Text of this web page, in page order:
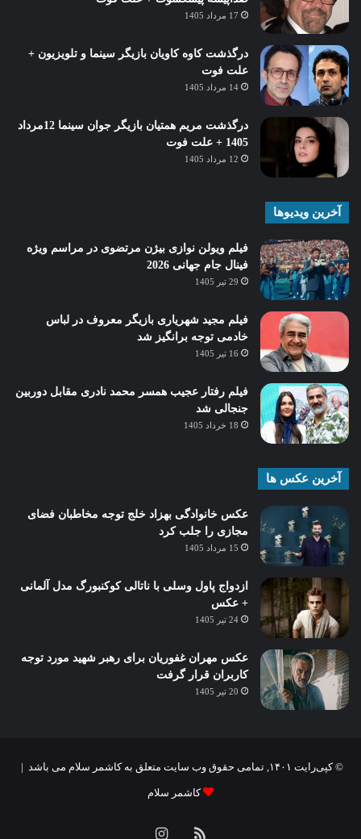
17 مرداد 1405
درگذشت کاوه کاویان بازیگر سینما و تلویزیون +
علت فوت
14 مرداد 1405
درگذشت مریم همتیان بازیگر جوان سینما 12مرداد
1405 + علت فوت
12 مرداد 1405
آخرین ویدیوها
فیلم ویولن نوازی بیژن مرتضوی در مراسم ویژه
فینال جام جهانی 2026
29 تیر 1405
فیلم مجید شهریاری بازیگر معروف در لباس
خادمی توجه برانگیز شد
16 تیر 1405
فیلم رفتار عجیب همسر محمد نادری مقابل دوربین
جنجالی شد
18 خرداد 1405
آخرین عکس ها
عکس خانوادگی بهزاد خلج توجه مخاطبان فضای
مجازی را جلب کرد
15 مرداد 1405
ازدواج پاول وسلی با ناتالی کوکنبورگ مدل آلمانی
+ عکس
24 تیر 1405
عکس مهران غفوریان برای رهبر شهید مورد توجه
کاربران قرار گرفت
20 تیر 1405
© کپی‌رایت ۱۴۰۱, تمامی حقوق وب سایت متعلق به کاشمر سلام می باشد |
کاشمر سلام
خوراکاینستاگرام